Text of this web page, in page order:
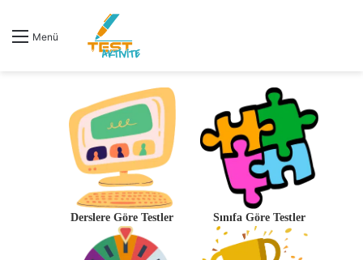
Menü
Derslere Göre Testler Sınıfa Göre Testler